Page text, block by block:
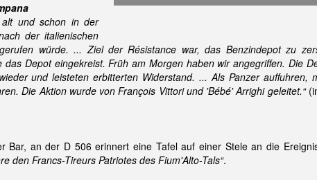
und schon in der
der italienischen
würde. ... Ziel der Résistance war, das Benzindepot zu
das Depot eingekreist. Früh am Morgen haben wir angegriffen. Die
und leisteten erbitterten Widerstand. ... Als Panzer auffuhren,
Die Aktion wurde von François Vittori und 'Bébé' Arrighi geleitet.“
Bar, an der D 506 erinnert eine Tafel auf einer Stele an die
den Francs-Tireurs Patriotes des Fium'Alto-Tals“.